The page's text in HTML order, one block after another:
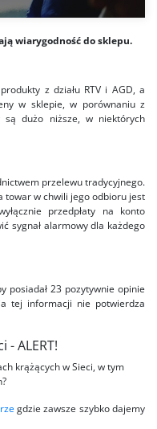
wiarygodność do sklepu.
z działu RTV i AGD, a
w sklepie, w porównaniu z
są dużo niższe, w niektórych
przelewu tradycyjnego.
towar w chwili jego odbioru jest
przedpłaty na konto
sygnał alarmowy dla każdego
posiadał 23 pozytywnie opinie
tej informacji nie potwierdza
- ALERT!
krążących w Sieci, w tym
gdzie zawsze szybko dajemy